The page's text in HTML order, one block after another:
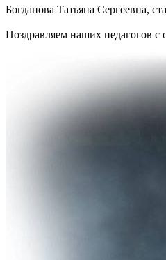
Богданова Татьяна Сергеевна,
Поздравляем наших педагогов с